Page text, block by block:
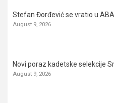
Stefan Đorđević se vratio u
August 9, 2026
Novi poraz kadetske selekcije
August 9, 2026